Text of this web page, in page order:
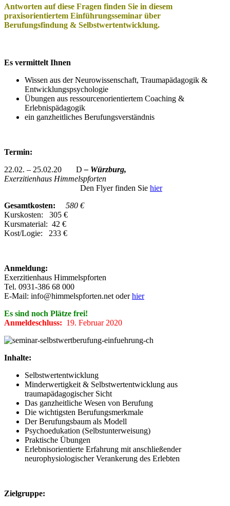
Antworten auf diese Fragen finden Sie in diesem
praxisorientiertem Einführungsseminar über
Berufungsfindung & Selbstwertentwicklung.
Es vermittelt Ihnen
Wissen aus der Neurowissenschaft, Traumapädagogik &
Entwicklungspsychologie
Übungen aus ressourcenorientiertem Coaching &
Erlebnispädagogik
ein ganzheitliches Berufungsverständnis
Termin:
22.02. – 25.02.20 D – Würzburg,
Exerzitienhaus Himmelspforten
Den Flyer finden Sie hier
Gesamtkosten:
580 €
Kurskosten: 305 €
Kursmaterial: 42 €
Kost/Logie: 233 €
Anmeldung:
Exerzitienhaus Himmelspforten
Tel. 0931-386 68 000
E-Mail: info@himmelspforten.net oderhier
Es sind noch Plätze frei!
Anmeldeschluss: 19. Februar 2020
Inhalte:
Selbstwertentwicklung
Minderwertigkeit & Selbstwertentwicklung aus
traumapädagogischer Sicht
Das ganzheitliche Wesen von Berufung
Die wichtigsten Berufungsmerkmale
Der Berufungsbaum als Modell
Psychoedukation (Selbstunterweisung)
Praktische Übungen
Erlebnisorientierte Erfahrung mit anschließender
neurophysiologischer Verankerung des Erlebten
Zielgruppe: